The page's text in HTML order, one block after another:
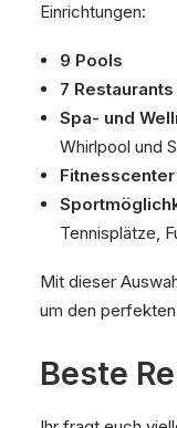
Einrichtungen:
9 Pools
7 Restaurants
Spa- und
Whirlpool und
Fitnesscenter
Tennisplätze,
Mit dieser
um den
Beste